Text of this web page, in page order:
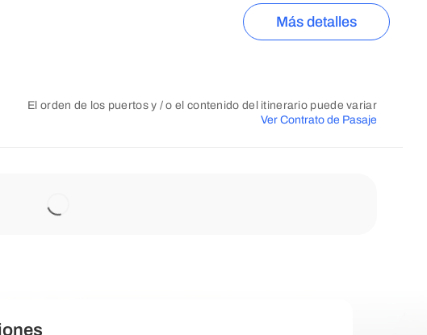
Más detalles
El orden de los puertos y / o el contenido del itinerario puede variar
Ver Contrato de Pasaje